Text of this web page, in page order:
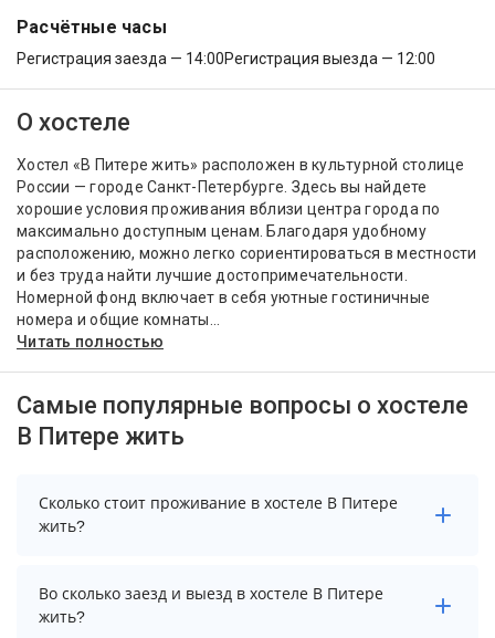
Расчётные часы
Регистрация заезда — 14:00Регистрация выезда — 12:00
О хостеле
Хостел «В Питере жить» расположен в культурной столице
России — городе Санкт-Петербурге. Здесь вы найдете
хорошие условия проживания вблизи центра города по
максимально доступным ценам. Благодаря удобному
расположению, можно легко сориентироваться в местности
и без труда найти лучшие достопримечательности.
Номерной фонд включает в себя уютные гостиничные
номера и общие комнаты...
Читать полностью
Самые популярные вопросы о хостеле
В Питере жить
Сколько стоит проживание в хостеле В Питере
жить?
Стоимость проживания в хостеле В Питере жить
начинается от 900 рублей. Чтобы увидеть актуальные
Во сколько заезд и выезд в хостеле В Питере
жить?